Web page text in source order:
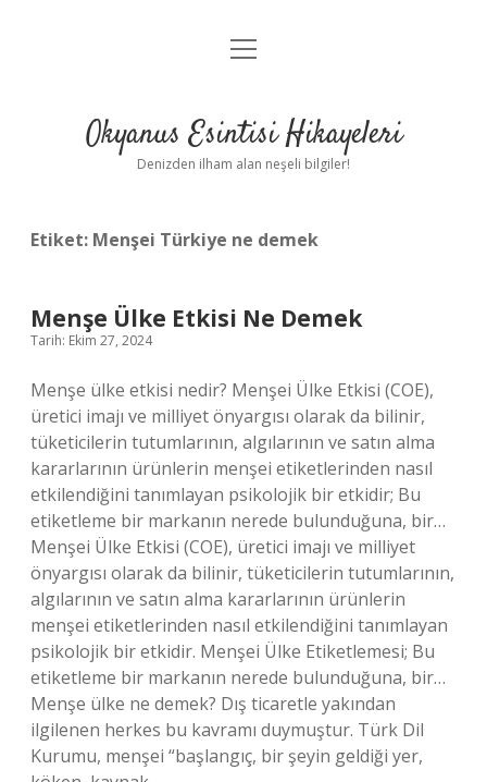
Anasayfa
Yasal Uyarı
menüyü
Okyanus Esintisi Hikayeleri
Denizden ilham alan neşeli bilgiler!
Etiket: Menşei Türkiye ne demek
Menşe Ülke Etkisi Ne Demek
Tarih: Ekim 27, 2024
Menşe ülke etkisi nedir? Menşei Ülke Etkisi (COE),
üretici imajı ve milliyet önyargısı olarak da bilinir,
tüketicilerin tutumlarının, algılarının ve satın alma
kararlarının ürünlerin menşei etiketlerinden nasıl
etkilendiğini tanımlayan psikolojik bir etkidir; Bu
etiketleme bir markanın nerede bulunduğuna, bir…
Menşei Ülke Etkisi (COE), üretici imajı ve milliyet
önyargısı olarak da bilinir, tüketicilerin tutumlarının,
algılarının ve satın alma kararlarının ürünlerin
menşei etiketlerinden nasıl etkilendiğini tanımlayan
psikolojik bir etkidir. Menşei Ülke Etiketlemesi; Bu
etiketleme bir markanın nerede bulunduğuna, bir…
Menşe ülke ne demek? Dış ticaretle yakından
ilgilenen herkes bu kavramı duymuştur. Türk Dil
Kurumu, menşei “başlangıç, bir şeyin geldiği yer,